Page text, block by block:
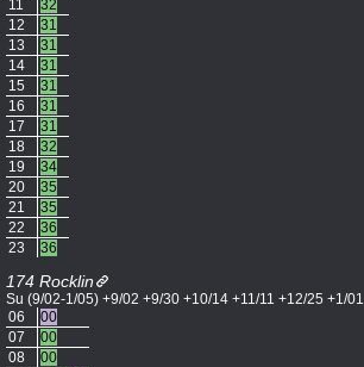
11
32
12
31
13
31
14
31
15
31
16
31
17
31
18
32
19
34
20
35
21
35
22
36
23
36
174 Rocklin
Su (9/02-1/05) +9/02 +9/30 +10/14 +11/11 +12/25 +1/01
06
00
07
00
08
00